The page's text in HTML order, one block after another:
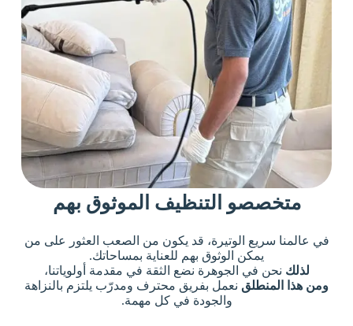
متخصصو التنظيف الموثوق بهم
في عالمنا سريع الوتيرة، قد يكون من الصعب العثور على من
يمكن الوثوق بهم للعناية بمساحاتك.
لذلك نحن في الجوهرة نضع الثقة في مقدمة أولوياتنا،
ومن هذا المنطلق نعمل بفريق محترف ومدرّب يلتزم بالنزاهة
والجودة في كل مهمة.